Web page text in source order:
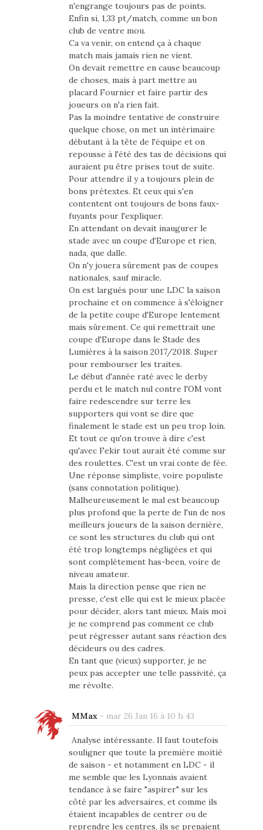
n'engrange toujours pas de points.
Enfin si, 1,33 pt/match, comme un bon
club de ventre mou.
Ca va venir, on entend ça à chaque
match mais jamais rien ne vient.
On devait remettre en cause beaucoup
de choses, mais à part mettre au
placard Fournier et faire partir des
joueurs on n'a rien fait.
Pas la moindre tentative de construire
quelque chose, on met un intérimaire
débutant à la tête de l'équipe et on
repousse à l'été des tas de décisions qui
auraient pu être prises tout de suite.
Pour attendre il y a toujours plein de
bons prétextes. Et ceux qui s'en
contentent ont toujours de bons faux-
fuyants pour l'expliquer.
En attendant on devait inaugurer le
stade avec un coupe d'Europe et rien,
nada, que dalle.
On n'y jouera sûrement pas de coupes
nationales, sauf miracle.
On est largués pour une LDC la saison
prochaine et on commence à s'éloigner
de la petite coupe d'Europe lentement
mais sûrement. Ce qui remettrait une
coupe d'Europe dans le Stade des
Lumières à la saison 2017/2018. Super
pour rembourser les traites.
Le début d'année raté avec le derby
perdu et le match nul contre l'OM vont
faire redescendre sur terre les
supporters qui vont se dire que
finalement le stade est un peu trop loin.
Et tout ce qu'on trouve à dire c'est
qu'avec Fekir tout aurait été comme sur
des roulettes. C'est un vrai conte de fée.
Une réponse simpliste, voire populiste
(sans connotation politique).
Malheureusement le mal est beaucoup
plus profond que la perte de l'un de nos
meilleurs joueurs de la saison dernière,
ce sont les structures du club qui ont
été trop longtemps négligées et qui
sont complètement has-been, voire de
niveau amateur.
Mais la direction pense que rien ne
presse, c'est elle qui est le mieux placée
pour décider, alors tant mieux. Mais moi
je ne comprend pas comment ce club
peut régresser autant sans réaction des
décideurs ou des cadres.
En tant que (vieux) supporter, je ne
peux pas accepter une telle passivité, ça
me révolte.
MMax- mar 26 Jan 16 à 10 h 43
Analyse intéressante. Il faut toutefois
souligner que toute la première moitié
de saison - et notamment en LDC - il
me semble que les Lyonnais avaient
tendance à se faire "aspirer" sur les
côté par les adversaires, et comme ils
étaient incapables de centrer ou de
reprendre les centres, ils se prenaient